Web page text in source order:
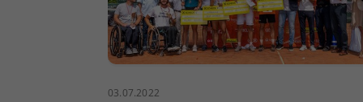
03.07.2022